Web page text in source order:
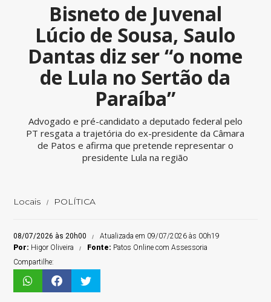
Bisneto de Juvenal
Lúcio de Sousa, Saulo
Dantas diz ser “o nome
de Lula no Sertão da
Paraíba”
Advogado e pré-candidato a deputado federal pelo
PT resgata a trajetória do ex-presidente da Câmara
de Patos e afirma que pretende representar o
presidente Lula na região
Locais POLÍTICA
08/07/2026 às 20h00
Atualizada em 09/07/2026 às 00h19
Por: Higor Oliveira Fonte: Patos Online com Assessoria
Compartilhe: